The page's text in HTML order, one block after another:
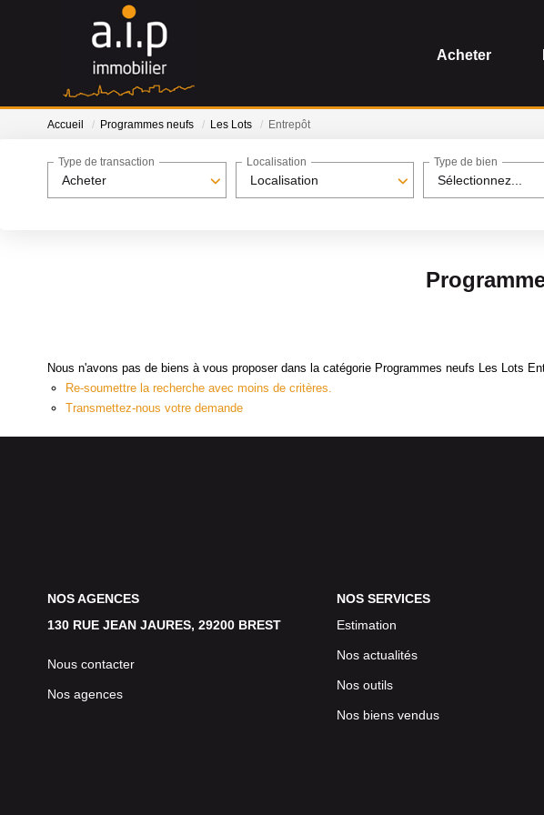
Acheter
Accueil Programmes neufs Les Lots Entrepôt
Acheter
Type de transaction
Localisation
Localisation
Sélectionnez...
Type de bien
Nous n'avons pas de biens à vous proposer dans la catégorie Programmes neufs Les Lots
Re-soumettre la recherche avec moins de critères.
Transmettez-nous votre demande
NOS AGENCES
130 RUE JEAN JAURES, 29200 BREST
Nous contacter
Nos agences
NOS SERVICES
Estimation
Nos actualités
Nos outils
Nos biens vendus